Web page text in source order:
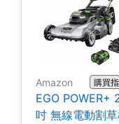
Amazon 購買
EGO POWER+
吋 無線電動割